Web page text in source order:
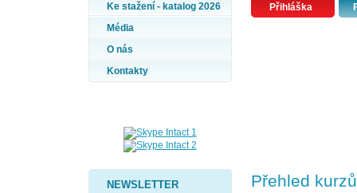
Ke stažení - katalog 2026
Média
O nás
Kontakty
NEWSLETTER
Přihláška
Přehled kurzů